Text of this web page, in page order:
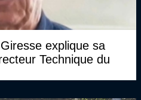
explique sa
Technique du